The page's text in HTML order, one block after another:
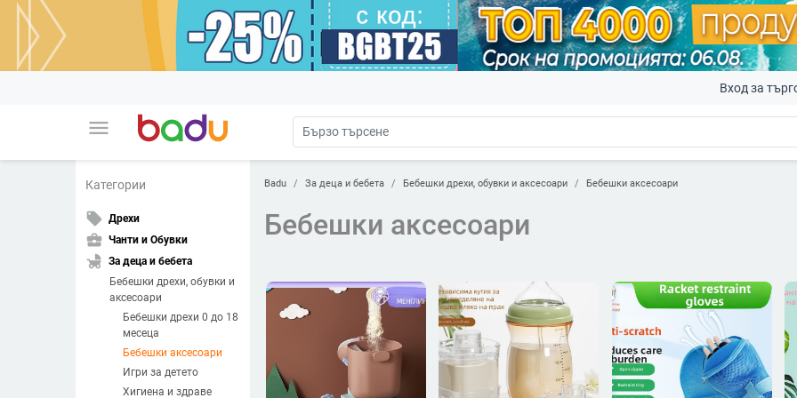
menu
Вход за
Категории
local_offer Дрехи
business_center Чанти и Обувки
child_friendly За деца и бебета
Бебешки дрехи, обувки и
аксесоари
Бебешки дрехи 0 до 18
месеца
Бебешки аксесоари
Игри за детето
Хигиена и здраве
Badu За деца и бебета Бебешки дрехи, обувки и аксесоари Бебешки аксесоари
Бебешки аксесоари